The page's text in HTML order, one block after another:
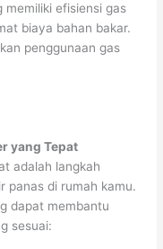
memiliki efisiensi gas
biaya bahan bakar.
penggunaan gas
yang Tepat
adalah langkah
panas di rumah kamu.
dapat membantu
sesuai: